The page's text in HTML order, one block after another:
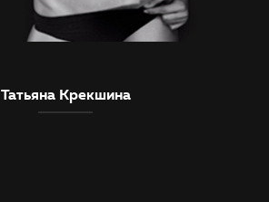
Татьяна Крекшина